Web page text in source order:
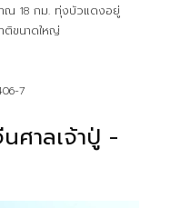
าณ 18 กม. ทุ่งบัวแดงอยู่
ติขนาดใหญ่
7
ศาลเจ้าปู่ -